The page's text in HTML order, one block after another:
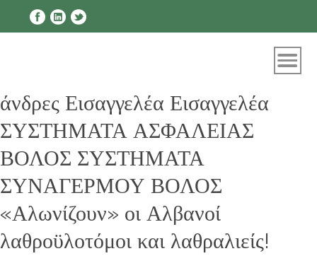
άνδρες Εισαγγελέα Εισαγγελέα
ΣΥΣΤΗΜΑΤΑ ΑΣΦΑΛΕΙΑΣ
ΒΟΛΟΣ ΣΥΣΤΗΜΑΤΑ
ΣΥΝΑΓΕΡΜΟΥ ΒΟΛΟΣ
«Αλωνίζουν» οι Αλβανοί
λαθροϋλοτόμοι και λαθραλιείς!